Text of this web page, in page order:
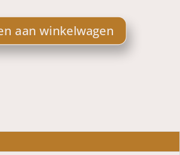
aan winkelwagen